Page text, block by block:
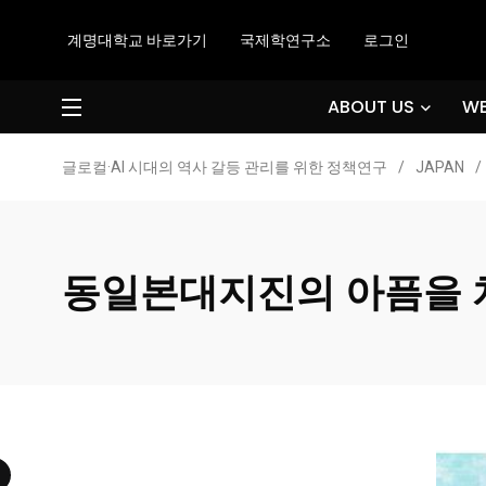
계명대학교 바로가기 국제학연구소 로그인
ABOUT US
글로컬·AI 시대의 역사 갈등 관리를 위한 정책연구 / JAPAN /
동일본대지진의 아픔을